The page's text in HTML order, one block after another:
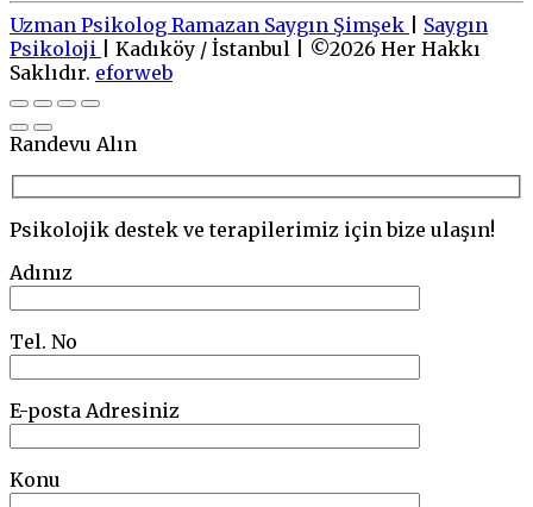
Uzman Psikolog Ramazan Saygın Şimşek
Saygın
Psikoloji
Kadıköy / İstanbul ©2026 Her Hakkı
Saklıdır. eforweb
Go
to
top
Randevu Alın
Psikolojik destek ve terapilerimiz için bize ulaşın!
Adınız
Tel. No
E-posta Adresiniz
Konu